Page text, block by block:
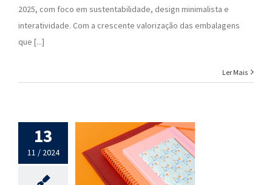
2025, com foco em sustentabilidade, design minimalista e
interatividade. Com a crescente valorização das embalagens
que [...]
Ler Mais
13
11 / 2024
impressos: tudo que
você precisa saber.